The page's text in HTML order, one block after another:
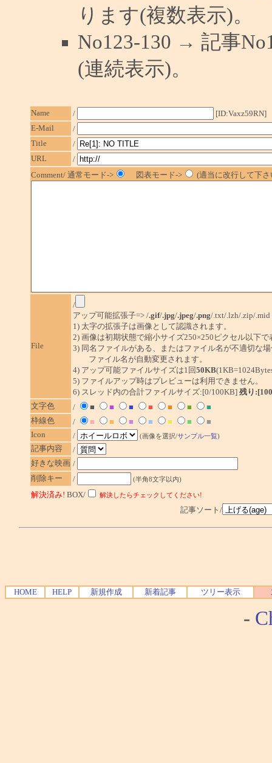
ります(複数表示)。
No123-130 → 記事
(連続表示)。
Name /
[ID:Vaxz59RN]
E-Mail
/
Title
/
URL
/
Comment/ 通常モード->
図表モード-> (適当に改行して下
File
/
アップ可能拡張子=> /.gif/.jpg/.jpeg/.png/.txt/.lzh/.zip/.mid
1) 太字の拡張子は画像として認識されます。
2) 画像は初期状態で縮小サイズ250×250ピクセル以下で
3) 同名ファイルがある、またはファイル名が不適切な
ファイル名が自動変更されます。
4) アップ可能ファイルサイズは1回50KB
5) ファイルアップ時はプレビューは利用できません。
6) スレッド内の合計ファイルサイズ:[0/100KB] 残り
文字色
/ ■ ■ ■ ■ ■ ■
■
枠線色
/ ■ ■ ■ ■ ■ ■
■
Icon
/ (画像を選択/サンプル一覧)
記事内容
/
好きな映画 /
削除キー
/ (半角8文字以内)
解決済み! BOX/ 解決したらチェックしてください!
記事ソート/
HOME HELP 新規作成 新着記事 ツリー表示
-